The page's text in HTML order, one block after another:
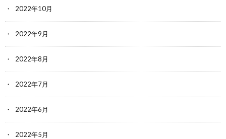
2022年10月
2022年9月
2022年8月
2022年7月
2022年6月
2022年5月